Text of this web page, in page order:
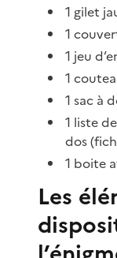
1 gilet
1
1 jeu
1
1 sac à
1 liste
dos
1 boite
Les